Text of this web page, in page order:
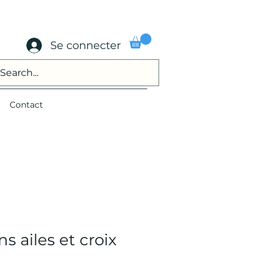
Se connecter
Contact
ailes et croix